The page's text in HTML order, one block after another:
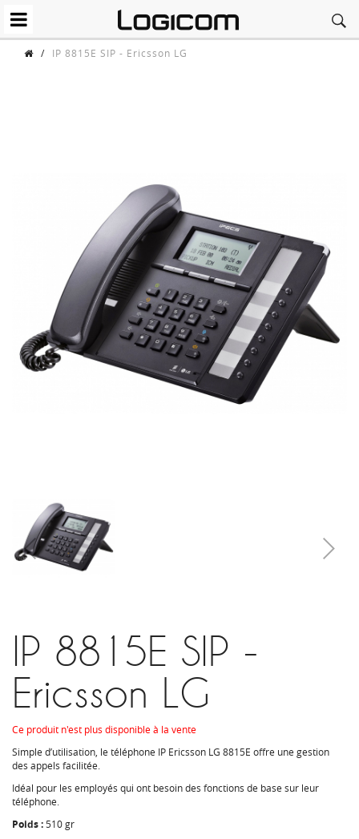
/ IP 8815E SIP - Ericsson LG
IP 8815E SIP -
Ericsson LG
Ce produit n'est plus disponible à la vente
Simple d’utilisation, le téléphone IP Ericsson LG 8815E offre une gestion
des appels facilitée.
Idéal pour les employés qui ont besoin des fonctions de base sur leur
téléphone.
Poids :510 gr